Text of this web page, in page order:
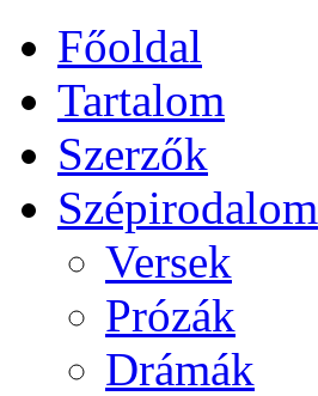
Főoldal
Tartalom
Szerzők
Szépirodalom
Versek
Prózák
Drámák